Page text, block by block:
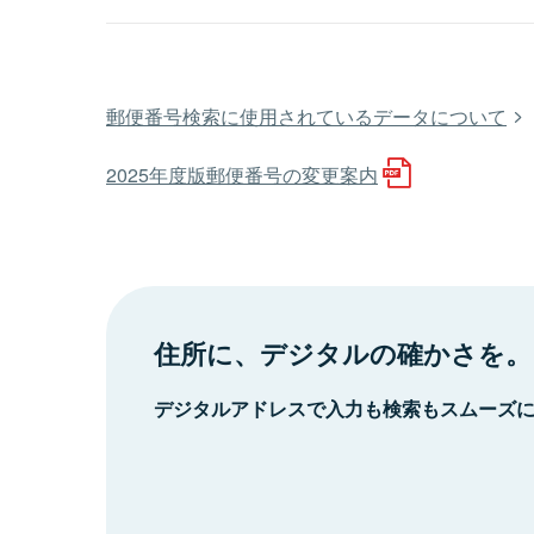
郵便番号検索に使用されているデータについて
2025年度版郵便番号の変更案内
住所に、デジタルの確かさを。
デジタルアドレスで入力も検索もスムーズ